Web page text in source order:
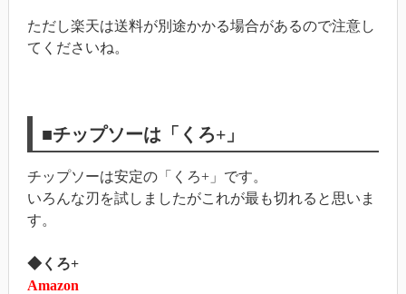
ただし楽天は送料が別途かかる場合があるので注意し
てくださいね。
■チップソーは「くろ+」
チップソーは安定の「くろ+」です。
いろんな刃を試しましたがこれが最も切れると思いま
す。
◆くろ+
Amazon